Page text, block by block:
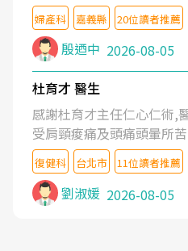
婦產科 嘉義縣 20位讀者推薦
殷迺中 2026-08-05
杜育才 醫生
感謝杜育才主任仁心仁術,
受肩頸痠痛及頭痛頭暈所
檢查,也嘗試過西醫打針,中
沒有用,後來連吃到嗎啡類
症狀,沒多久就痛起來,多年
台灣親友介紹忠孝醫院杜
復健科 台北市 11位讀者推薦
劉淑媛 2026-08-05